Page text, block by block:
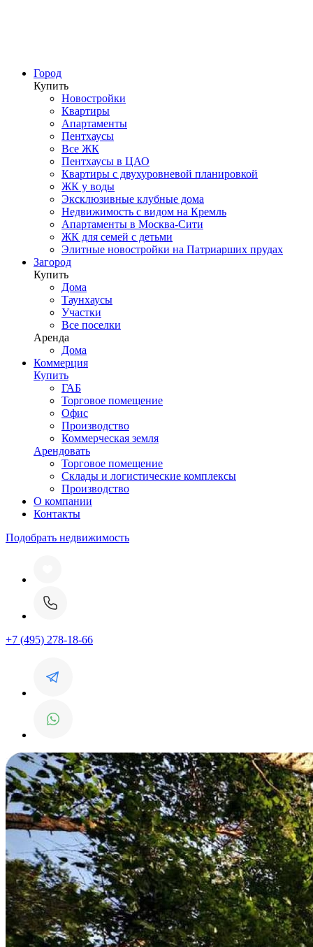
Город
Купить
Новостройки
Квартиры
Апартаменты
Пентхаусы
Все ЖК
Пентхаусы в ЦАО
Квартиры с двухуровневой планировкой
ЖК у воды
Эксклюзивные клубные дома
Недвижимость с видом на Кремль
Апартаменты в Москва-Сити
ЖК для семей с детьми
Элитные новостройки на Патриарших прудах
Загород
Купить
Дома
Таунхаусы
Участки
Все поселки
Аренда
Дома
Коммерция
Купить
ГАБ
Торговое помещение
Офис
Производство
Коммерческая земля
Арендовать
Торговое помещение
Склады и логистические комплексы
Производство
О компании
Контакты
Подобрать недвижимость
+7 (495) 278-18-66